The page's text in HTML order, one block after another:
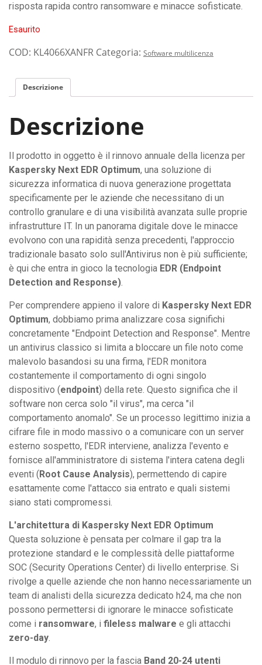
risposta rapida contro ransomware e minacce sofisticate.
Esaurito
COD: KL4066XANFR Categoria: Software multilicenza
Descrizione
Descrizione
Il prodotto in oggetto è il rinnovo annuale della licenza per
Kaspersky Next EDR Optimum, una soluzione di
sicurezza informatica di nuova generazione progettata
specificamente per le aziende che necessitano di un
controllo granulare e di una visibilità avanzata sulle proprie
infrastrutture IT. In un panorama digitale dove le minacce
evolvono con una rapidità senza precedenti, l'approccio
tradizionale basato solo sull'Antivirus non è più sufficiente;
è qui che entra in gioco la tecnologia EDR (Endpoint
Detection and Response).
Per comprendere appieno il valore di Kaspersky Next EDR
Optimum, dobbiamo prima analizzare cosa significhi
concretamente "Endpoint Detection and Response". Mentre
un antivirus classico si limita a bloccare un file noto come
malevolo basandosi su una firma, l'EDR monitora
costantemente il comportamento di ogni singolo
dispositivo (endpoint) della rete. Questo significa che il
software non cerca solo "il virus", ma cerca "il
comportamento anomalo". Se un processo legittimo inizia a
cifrare file in modo massivo o a comunicare con un server
esterno sospetto, l'EDR interviene, analizza l'evento e
fornisce all'amministratore di sistema l'intera catena degli
eventi (Root Cause Analysis), permettendo di capire
esattamente come l'attacco sia entrato e quali sistemi
siano stati compromessi.
L'architettura di Kaspersky Next EDR Optimum
Questa soluzione è pensata per colmare il gap tra la
protezione standard e le complessità delle piattaforme
SOC (Security Operations Center) di livello enterprise. Si
rivolge a quelle aziende che non hanno necessariamente un
team di analisti della sicurezza dedicato h24, ma che non
possono permettersi di ignorare le minacce sofisticate
come i ransomware, i fileless malware e gli attacchi
zero-day.
Il modulo di rinnovo per la fascia Band 20-24 utenti